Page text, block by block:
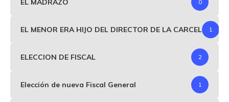
0
EL MENOR ERA HIJO DEL DIRECTOR DE LA CARCEL 1
ELECCION DE FISCAL 2
Elección de nueva Fiscal General 1